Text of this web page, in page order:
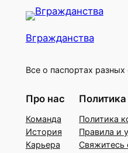
Вгражданства
Все о паспортах разных
Про нас
Команда
История
Карьера
Политика
Правила и
Свяжитесь